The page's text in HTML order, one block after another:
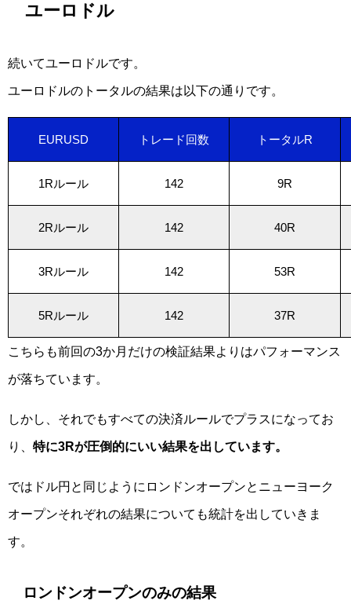
ユーロドル
続いてユーロドルです。
ユーロドルのトータルの結果は以下の通りです。
EURUSD トレード回数 トータルR
1Rルール 142 9R
2Rルール 142 40R
3Rルール 142 53R
5Rルール 142 37R
こちらも前回の3か月だけの検証結果よりはパフォーマンス
が落ちています。
しかし、それでもすべての決済ルールでプラスになってお
り、 特に3Rが圧倒的にいい結果を出しています。
ではドル円と同じようにロンドンオープンとニューヨーク
オープンそれぞれの結果についても統計を出していきま
す。
ロンドンオープンのみの結果